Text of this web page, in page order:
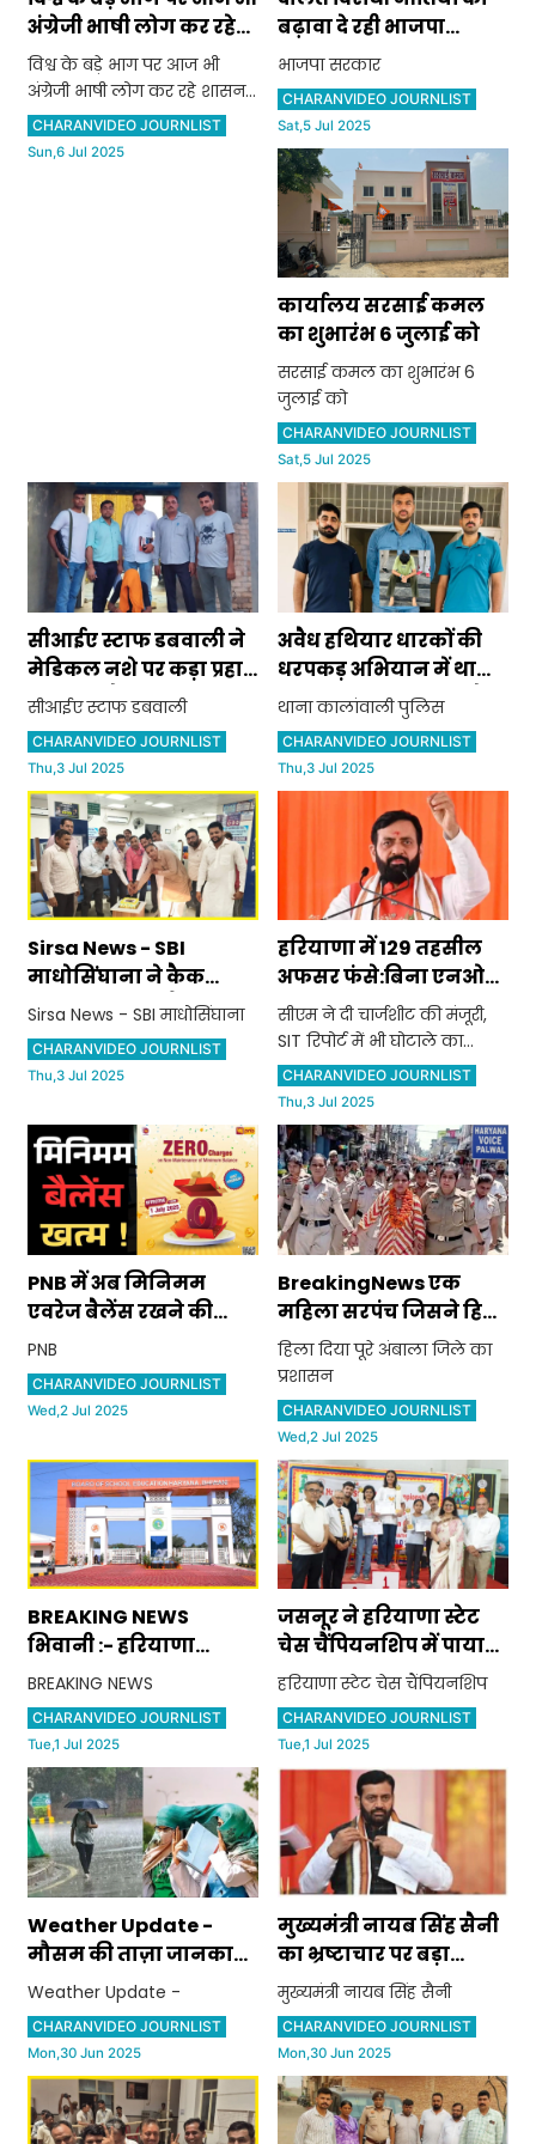
अंग्रेजी भाषी लोग कर रहे
शासन: ठाकुर दलीप सिंह
विश्व के बड़े भाग पर आज भी
अंग्रेजी भाषी लोग कर रहे शासन:
ठाकुर दलीप सिंह
CHARANVIDEO JOURNLIST
Sun,6 Jul 2025
बढ़ावा दे रही भाजपा
सरकार: कृष्ण जमालपुर
भाजपा सरकार
CHARANVIDEO JOURNLIST
Sat,5 Jul 2025
कार्यालय सरसाई कमल
का शुभारंभ 6 जुलाई को
सरसाई कमल का शुभारंभ 6
जुलाई को
CHARANVIDEO JOURNLIST
Sat,5 Jul 2025
सीआईए स्टाफ डबवाली ने
मेडिकल नशे पर कड़ा प्रहार
करते हुए सैलून संचालक
को नशे में प्रयुक्त होने वाली
300 गोलियों व कैप्सूल के
साथ किया काबू, मेडिकल
संचालक को भी नोटिस
सीआईए स्टाफ डबवाली
CHARANVIDEO JOURNLIST
Thu,3 Jul 2025
अवैध हथियार धारकों की
धरपकड़ अभियान में थाना
कालांवाली पुलिस ने अवैध
असला सप्लायर को काबू
कर भेजा जेल
थाना कालांवाली पुलिस
CHARANVIDEO JOURNLIST
Thu,3 Jul 2025
Sirsa News - SBI
माधोसिंघाना ने कैक
काटकर बनाया बैंक का
70वां स्थापना दिवस
Sirsa News - SBI माधोसिंघाना
CHARANVIDEO JOURNLIST
Thu,3 Jul 2025
हरियाणा में 129 तहसील
अफसर फंसे:बिना एनओसी
की रजिस्ट्री, सीएम ने दी
चार्जशीट की मंजूरी, SIT
रिपोर्ट में भी घोटाले का
खुलासा
सीएम ने दी चार्जशीट की मंजूरी,
SIT रिपोर्ट में भी घोटाले का
खुलासा
CHARANVIDEO JOURNLIST
Thu,3 Jul 2025
PNB में अब मिनिमम
एवरेज बैलेंस रखने की
जरूरत नहीं:पहले 600
रुपए तक पेनाल्टी लगती
थी, जानें क्या हैं नए नियम
PNB
CHARANVIDEO JOURNLIST
Wed,2 Jul 2025
BreakingNews एक
महिला सरपंच जिसने हिला
दिया पूरे अंबाला जिले का
प्रशासन
हिला दिया पूरे अंबाला जिले का
प्रशासन
CHARANVIDEO JOURNLIST
Wed,2 Jul 2025
BREAKING NEWS
भिवानी :- हरियाणा
विद्यालय शिक्षा बोर्ड ने 10वीं
व 12वीं की परीक्षाओं की
तिथियां की घोषित
BREAKING NEWS
CHARANVIDEO JOURNLIST
Tue,1 Jul 2025
जसनूर ने हरियाणा स्टेट
चेस चैंपियनशिप में पाया
तीसरा स्थान
हरियाणा स्टेट चेस चैंपियनशिप
CHARANVIDEO JOURNLIST
Tue,1 Jul 2025
Weather Update -
मौसम की ताज़ा जानकारी,
यहां होगी झमाझम बरसात
Weather Update -
CHARANVIDEO JOURNLIST
Mon,30 Jun 2025
मुख्यमंत्री नायब सिंह सैनी
का भ्रष्टाचार पर बड़ा
एक्शन सिरसा जिले के
तहसीलदार भवनेश कुमार
को किया गया सस्पेंड
मुख्यमंत्री नायब सिंह सैनी
CHARANVIDEO JOURNLIST
Mon,30 Jun 2025